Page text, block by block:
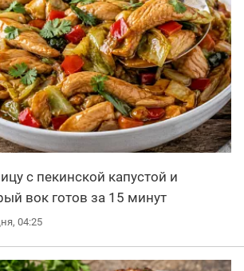
с пекинской капустой и
вок готов за 15 минут
04:25